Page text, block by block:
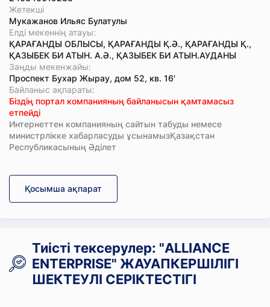
Жетекші
Мукажанов Ильяс Булатулы
Елді мекеннің атауы:
ҚАРАҒАНДЫ ОБЛЫСЫ, ҚАРАҒАНДЫ Қ.Ә., ҚАРАҒАНДЫ Қ.,
ҚАЗЫБЕК БИ АТЫН. А.Ә., ҚАЗЫБЕК БИ АТЫН.АУДАНЫ
Заңды мекенжайы:
Проспект Бухар Жырау, дом 52, кв. 16'
Байланыс ақпараты:
Біздің портал компанияның байланысын қамтамасыз
етпейді
Интернеттен компанияның сайтын табуды немесе
министрлікке хабарласуды ұсынамызҚазақстан
Республикасының Әділет
Қосымша ақпарат
Тиісті тексерулер: "ALLIANCE
ENTERPRISE" ЖАУАПКЕРШІЛІГІ
ШЕКТЕУЛІ СЕРІКТЕСТІГІ